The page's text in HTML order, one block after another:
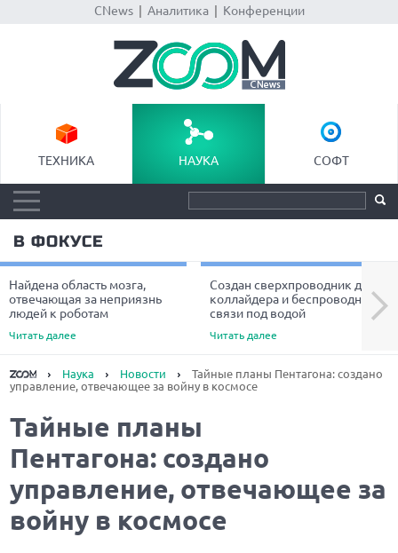
CNews| Аналитика| Конференции
ТЕХНИКА НАУКА СОФТ
В ФОКУСЕ
Найдена область мозга,
отвечающая за неприязнь
людей к роботам
Читать далее
Создан сверхпроводник для
коллайдера и беспроводной
связи под водой
Читать далее
Next
Наука Новости
Тайные планы Пентагона: создано
управление, отвечающее за войну в космосе
Тайные планы
Пентагона: создано
управление, отвечающее за
войну в космосе